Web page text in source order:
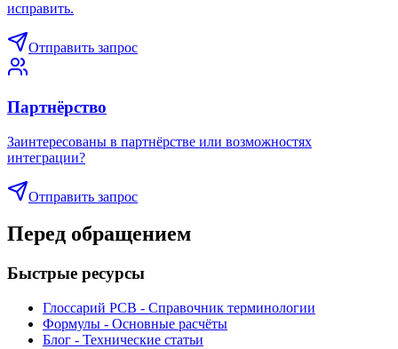
исправить.
Отправить запрос
Партнёрство
Заинтересованы в партнёрстве или возможностях
интеграции?
Отправить запрос
Перед обращением
Быстрые ресурсы
Глоссарий PCB - Справочник терминологии
Формулы - Основные расчёты
Блог - Технические статьи